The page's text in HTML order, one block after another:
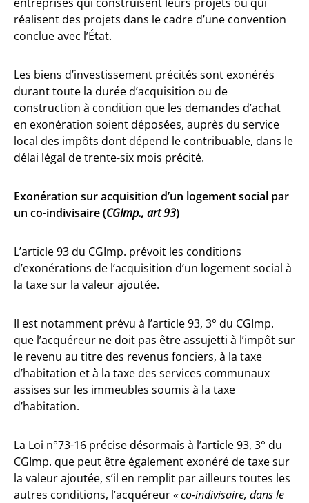
réalisent des projets dans le cadre d’une convention
conclue avec l’État.
Les biens d’investissement précités sont exonérés
durant toute la durée d’acquisition ou de
construction à condition que les demandes d’achat
en exonération soient déposées, auprès du service
local des impôts dont dépend le contribuable, dans le
délai légal de trente-six mois précité.
Exonération sur acquisition d’un logement social par
un co-indivisaire (CGImp., art 93)
L’article 93 du CGImp. prévoit les conditions
d’exonérations de l’acquisition d’un logement social à
la taxe sur la valeur ajoutée.
Il est notamment prévu à l’article 93, 3° du CGImp.
que l’acquéreur ne doit pas être assujetti à l’impôt sur
le revenu au titre des revenus fonciers, à la taxe
d’habitation et à la taxe des services communaux
assises sur les immeubles soumis à la taxe
d’habitation.
La Loi n°73-16 précise désormais à l’article 93, 3° du
CGImp. que peut être également exonéré de taxe sur
la valeur ajoutée, s’il en remplit par ailleurs toutes les
autres conditions, l’acquéreur« co-indivisaire, dans le